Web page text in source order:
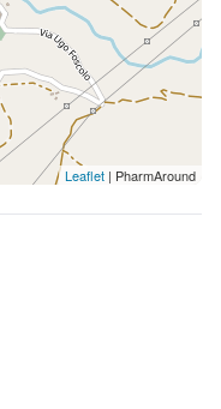
Leaflet | PharmAround